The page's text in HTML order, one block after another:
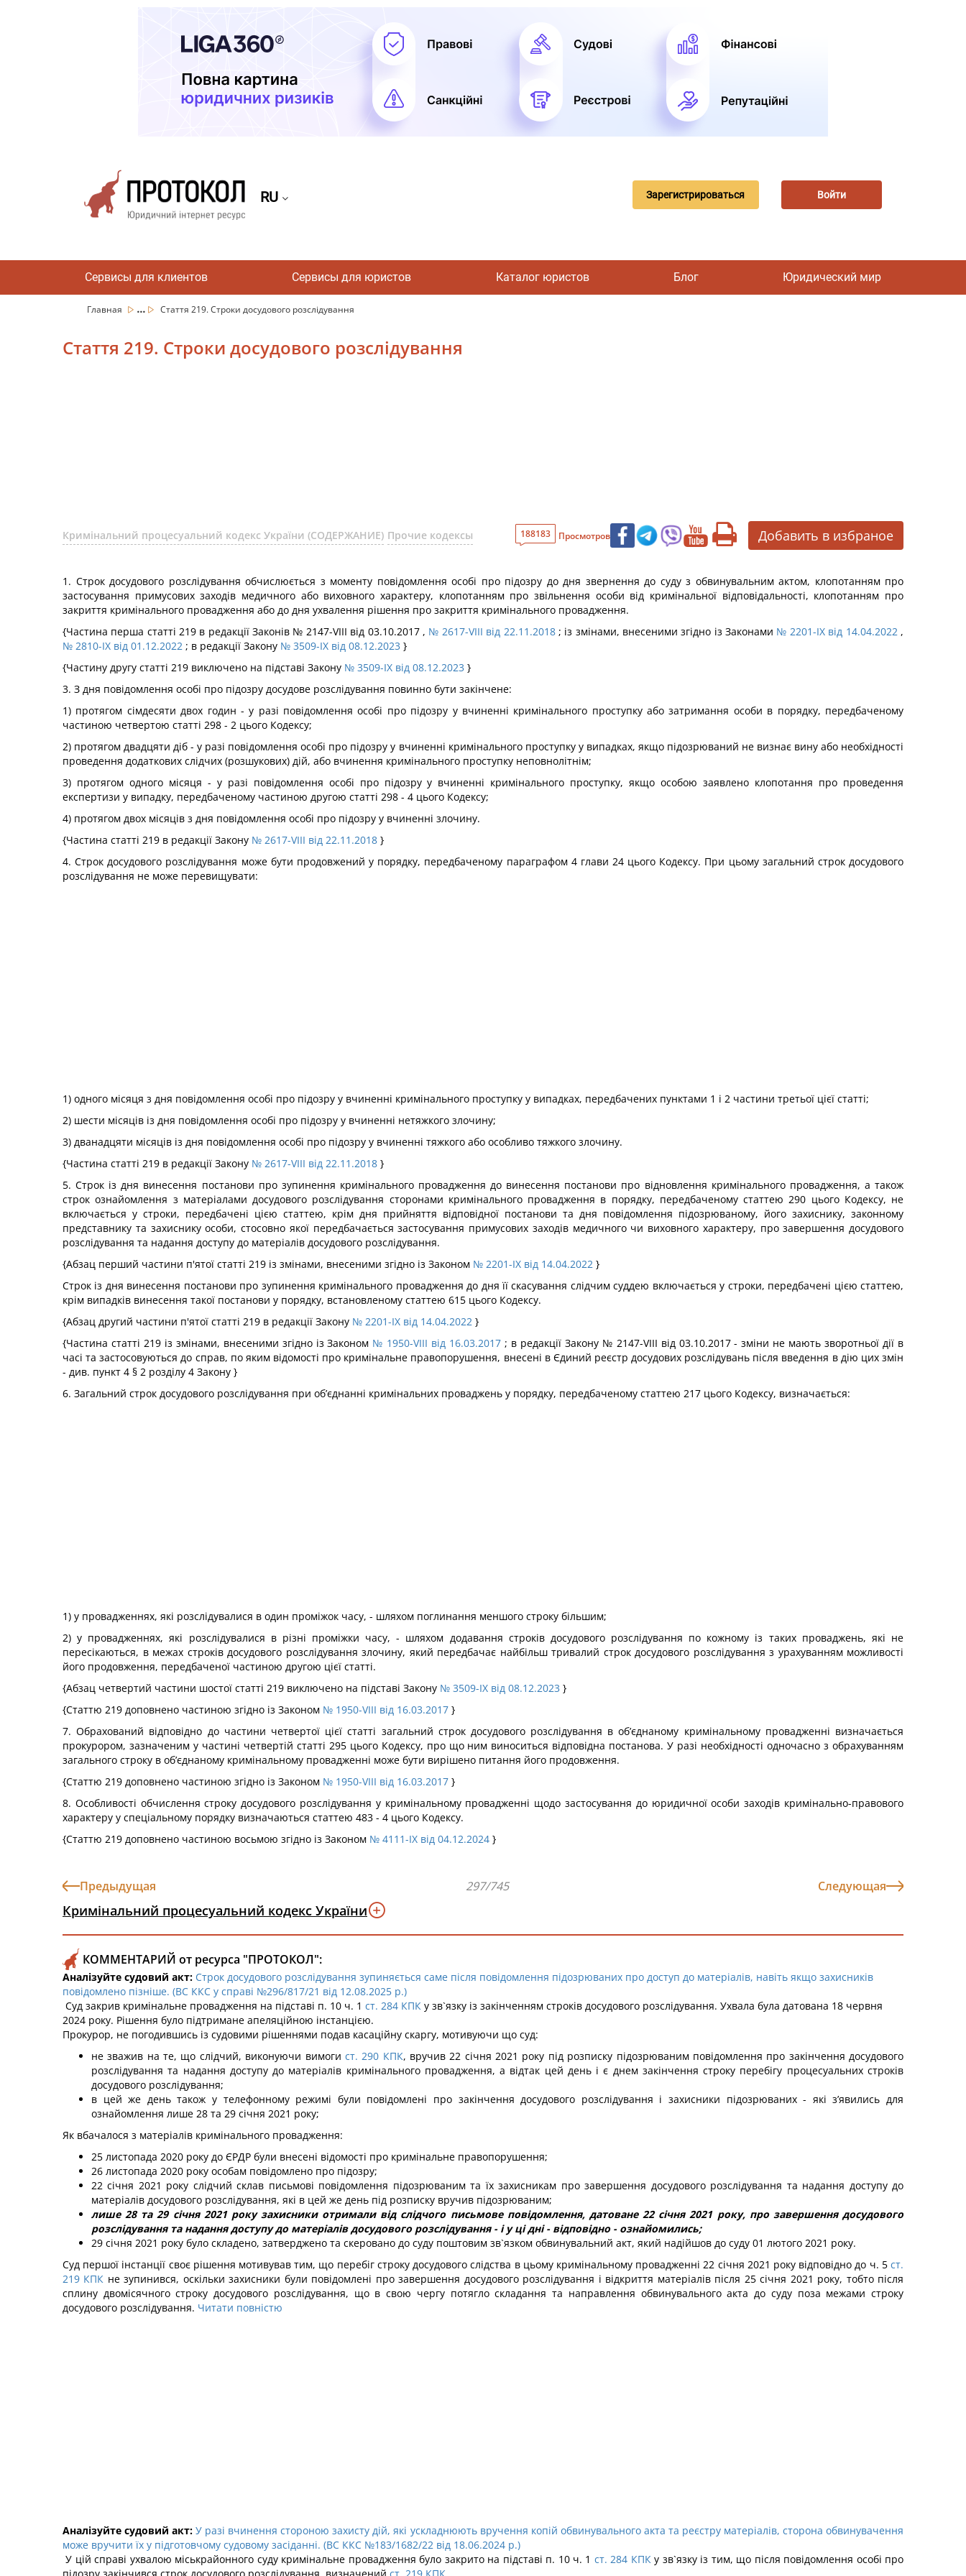
RU Зарегистрироваться Войти
Сервисы для клиентов Сервисы для юристов Каталог юристов Блог Юридический мир
Главная ... Стаття 219. Строки досудового розслідування
Стаття 219. Строки досудового розслідування
Кримінальний процесуальний кодекс України (СОДЕРЖАНИЕ) Прочие кодексы 188183 Просмотров Добавить в избраное
1. Строк досудового розслідування обчислюється з моменту повідомлення особі про підозру до дня звернення до суду з обвинувальним актом, клопотанням про
застосування примусових заходів медичного або виховного характеру, клопотанням про звільнення особи від кримінальної відповідальності, клопотанням про
закриття кримінального провадження або до дня ухвалення рішення про закриття кримінального провадження.
{Частина перша статті 219 в редакції Законів № 2147-VIII від 03.10.2017 , № 2617-VIII від 22.11.2018; із змінами, внесеними згідно із Законами № 2201-IX від 14.04.2022,
№ 2810-IX від 01.12.2022 ; в редакції Закону № 3509-IX від 08.12.2023 }
{Частину другу статті 219 виключено на підставі Закону № 3509-IX від 08.12.2023 }
3. З дня повідомлення особі про підозру досудове розслідування повинно бути закінчене:
1) протягом сімдесяти двох годин - у разі повідомлення особі про підозру у вчиненні кримінального проступку або затримання особи в порядку, передбаченому
частиною четвертою статті 298 - 2 цього Кодексу;
2) протягом двадцяти діб - у разі повідомлення особі про підозру у вчиненні кримінального проступку у випадках, якщо підозрюваний не визнає вину або необхідності
проведення додаткових слідчих (розшукових) дій, або вчинення кримінального проступку неповнолітнім;
3) протягом одного місяця - у разі повідомлення особі про підозру у вчиненні кримінального проступку, якщо особою заявлено клопотання про проведення
експертизи у випадку, передбаченому частиною другою статті 298 - 4 цього Кодексу;
4) протягом двох місяців з дня повідомлення особі про підозру у вчиненні злочину.
{Частина статті 219 в редакції Закону № 2617-VIII від 22.11.2018 }
4. Строк досудового розслідування може бути продовжений у порядку, передбаченому параграфом 4 глави 24 цього Кодексу. При цьому загальний строк досудового
розслідування не може перевищувати:
1) одного місяця з дня повідомлення особі про підозру у вчиненні кримінального проступку у випадках, передбачених пунктами 1 і 2 частини третьої цієї статті;
2) шести місяців із дня повідомлення особі про підозру у вчиненні нетяжкого злочину;
3) дванадцяти місяців із дня повідомлення особі про підозру у вчиненні тяжкого або особливо тяжкого злочину.
{Частина статті 219 в редакції Закону № 2617-VIII від 22.11.2018 }
5. Строк із дня винесення постанови про зупинення кримінального провадження до винесення постанови про відновлення кримінального провадження, а також
строк ознайомлення з матеріалами досудового розслідування сторонами кримінального провадження в порядку, передбаченому статтею 290 цього Кодексу, не
включається у строки, передбачені цією статтею, крім дня прийняття відповідної постанови та дня повідомлення підозрюваному, його захиснику, законному
представнику та захиснику особи, стосовно якої передбачається застосування примусових заходів медичного чи виховного характеру, про завершення досудового
розслідування та надання доступу до матеріалів досудового розслідування.
{Абзац перший частини п'ятої статті 219 із змінами, внесеними згідно із Законом № 2201-IX від 14.04.2022 }
Строк із дня винесення постанови про зупинення кримінального провадження до дня її скасування слідчим суддею включається у строки, передбачені цією статтею,
крім випадків винесення такої постанови у порядку, встановленому статтею 615 цього Кодексу.
{Абзац другий частини п'ятої статті 219 в редакції Закону № 2201-IX від 14.04.2022 }
{Частина статті 219 із змінами, внесеними згідно із Законом № 1950-VIII від 16.03.2017 ; в редакції Закону № 2147-VIII від 03.10.2017 - зміни не мають зворотньої дії в
часі та застосовуються до справ, по яким відомості про кримінальне правопорушення, внесені в Єдиний реєстр досудових розслідувань після введення в дію цих змін
- див. пункт 4 § 2 розділу 4 Закону }
6. Загальний строк досудового розслідування при об’єднанні кримінальних проваджень у порядку, передбаченому статтею 217 цього Кодексу, визначається:
1) у провадженнях, які розслідувалися в один проміжок часу, - шляхом поглинання меншого строку більшим;
2) у провадженнях, які розслідувалися в різні проміжки часу, - шляхом додавання строків досудового розслідування по кожному із таких проваджень, які не
пересікаються, в межах строків досудового розслідування злочину, який передбачає найбільш тривалий строк досудового розслідування з урахуванням можливості
його продовження, передбаченої частиною другою цієї статті.
{Абзац четвертий частини шостої статті 219 виключено на підставі Закону № 3509-IX від 08.12.2023 }
{Статтю 219 доповнено частиною згідно із Законом № 1950-VIII від 16.03.2017 }
7. Обрахований відповідно до частини четвертої цієї статті загальний строк досудового розслідування в об’єднаному кримінальному провадженні визначається
прокурором, зазначеним у частині четвертій статті 295 цього Кодексу, про що ним виноситься відповідна постанова. У разі необхідності одночасно з обрахуванням
загального строку в об’єднаному кримінальному провадженні може бути вирішено питання його продовження.
{Статтю 219 доповнено частиною згідно із Законом № 1950-VIII від 16.03.2017 }
8. Особливості обчислення строку досудового розслідування у кримінальному провадженні щодо застосування до юридичної особи заходів кримінально-правового
характеру у спеціальному порядку визначаються статтею 483 - 4 цього Кодексу.
{Статтю 219 доповнено частиною восьмою згідно із Законом № 4111-IX від 04.12.2024 }
Предыдущая 297/745 Следующая
Кримінальний процесуальний кодекс України
КОММЕНТАРИЙ от ресурса "ПРОТОКОЛ":
Аналізуйте судовий акт: Строк досудового розслідування зупиняється саме після повідомлення підозрюваних про доступ до матеріалів, навіть якщо захисників
повідомлено пізніше. (ВС ККС у справі №296/817/21 від 12.08.2025 р.)
Суд закрив кримінальне провадження на підставі п. 10 ч. 1 ст. 284 КПК у зв`язку із закінченням строків досудового розслідування. Ухвала була датована 18 червня
2024 року. Рішення було підтримане апеляційною інстанцією.
Прокурор, не погодившись із судовими рішеннями подав касаційну скаргу, мотивуючи що суд:
не зважив на те, що слідчий, виконуючи вимоги ст. 290 КПК, вручив 22 січня 2021 року під розписку підозрюваним повідомлення про закінчення досудового
розслідування та надання доступу до матеріалів кримінального провадження, а відтак цей день і є днем закінчення строку перебігу процесуальних строків
досудового розслідування;
в цей же день також у телефонному режимі були повідомлені про закінчення досудового розслідування і захисники підозрюваних - які зʼявились для
ознайомлення лише 28 та 29 січня 2021 року;
Як вбачалося з матеріалів кримінального провадження:
25 листопада 2020 року до ЄРДР були внесені відомості про кримінальне правопорушення;
26 листопада 2020 року особам повідомлено про підозру;
22 січня 2021 року слідчий склав письмові повідомлення підозрюваним та їх захисникам про завершення досудового розслідування та надання доступу до
матеріалів досудового розслідування, які в цей же день під розписку вручив підозрюваним;
лише 28 та 29 січня 2021 року захисники отримали від слідчого письмове повідомлення, датоване 22 січня 2021 року, про завершення досудового
розслідування та надання доступу до матеріалів досудового розслідування - і у ці дні - відповідно - ознайомились;
29 січня 2021 року було складено, затверджено та скеровано до суду поштовим зв`язком обвинувальний акт, який надійшов до суду 01 лютого 2021 року.
Суд першої інстанції своє рішення мотивував тим, що перебіг строку досудового слідства в цьому кримінальному провадженні 22 січня 2021 року відповідно до ч. 5 ст.
219 КПК не зупинився, оскільки захисники були повідомлені про завершення досудового розслідування і відкриття матеріалів після 25 січня 2021 року, тобто після
сплину двомісячного строку досудового розслідування, що в свою чергу потягло складання та направлення обвинувального акта до суду поза межами строку
досудового розслідування. Читати повністю
Аналізуйте судовий акт: У разі вчинення стороною захисту дій, які ускладнюють вручення копій обвинувального акта та реєстру матеріалів, сторона обвинувачення
може вручити їх у підготовчому судовому засіданні. (ВС ККС №183/1682/22 від 18.06.2024 р.)
У цій справі ухвалою міськрайонного суду кримінальне провадження було закрито на підставі п. 10 ч. 1 ст. 284 КПКу зв`язку із тим, що після повідомлення особі про